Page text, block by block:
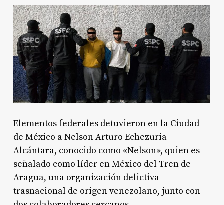
Elementos federales detuvieron en la Ciudad
de México a Nelson Arturo Echezuria
Alcántara, conocido como «Nelson», quien es
señalado como líder en México del Tren de
Aragua, una organización delictiva
trasnacional de origen venezolano, junto con